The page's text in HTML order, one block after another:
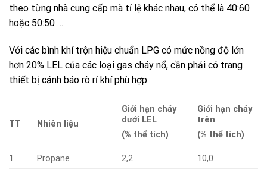
theo từng nhà cung cấp mà tỉ lệ khác nhau, có thể là 40:60
hoặc 50:50 …
Với các bình khí trộn hiệu chuẩn LPG có mức nồng độ lớn
hơn 20% LEL của các loại gas cháy nổ, cần phải có trang
thiết bị cảnh báo rò rỉ khí phù hợp
TT Nhiên liệu
Giới hạn cháy
dưới LEL
(% thể tích)
Giới hạn cháy
trên
(% thể tích)
1 Propane 2,2
10,0